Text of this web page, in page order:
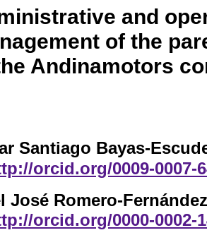
and
of the
Andinamotors
Santiago Bayas-
orcid.org/0009-0007-
José Romero-Fernández
orcid.org/0000-0002-